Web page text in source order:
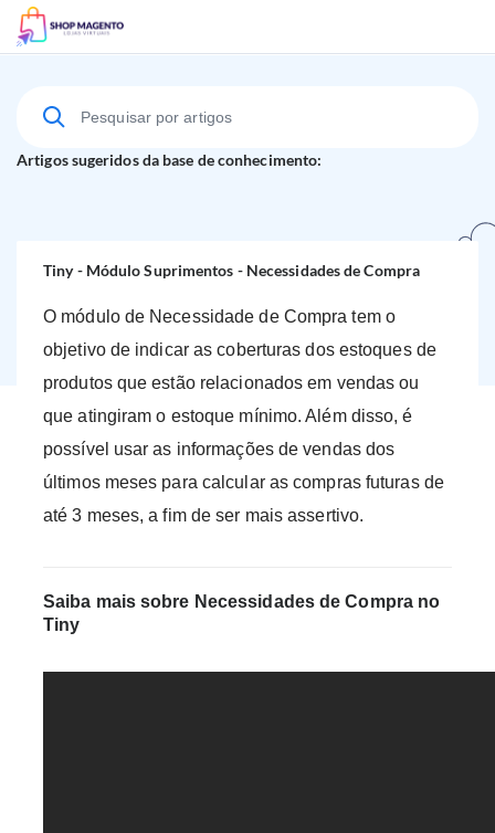
Suporte Técnico
Artigos sugeridos da base de conhecimento:
Tiny - Módulo Suprimentos - Necessidades de Compra
O módulo de Necessidade de Compra tem o
objetivo de indicar as coberturas dos estoques de
produtos que estão relacionados em vendas ou
que atingiram o estoque mínimo. Além disso, é
possível usar as informações de vendas dos
últimos meses para calcular as compras futuras de
até 3 meses, a fim de ser mais assertivo.
Saiba mais sobre Necessidades de Compra no
Tiny